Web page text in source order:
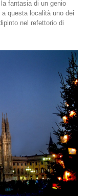
fantasia di un genio
questa località uno dei
nel refettorio di